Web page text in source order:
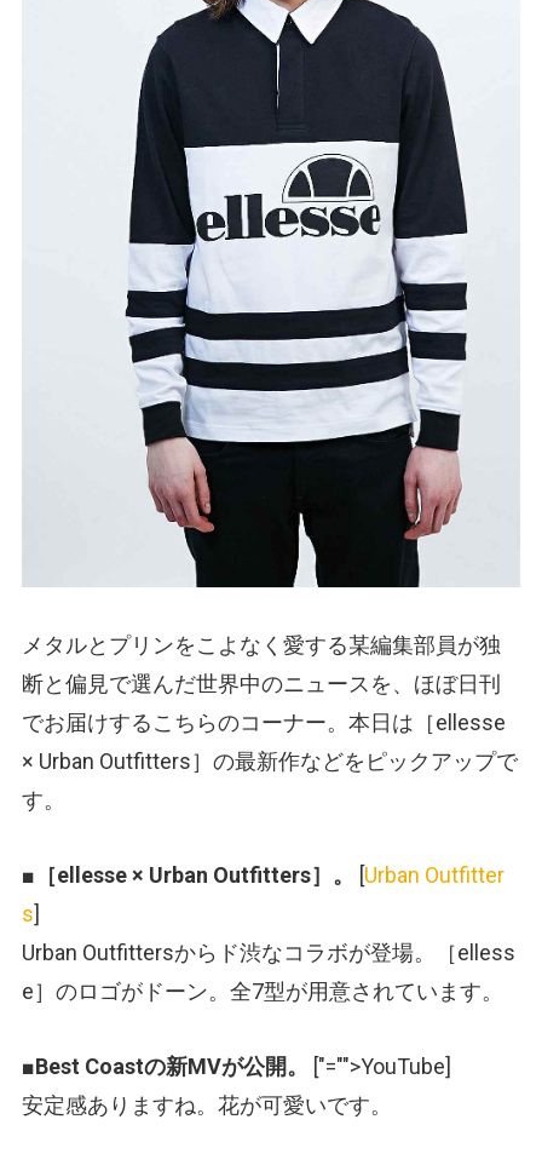
メタルとプリンをこよなく愛する某編集部員が独
断と偏見で選んだ世界中のニュースを、ほぼ日刊
でお届けするこちらのコーナー。本日は［ellesse
× Urban Outfitters］の最新作などをピックアップで
す。
■ ［ellesse × Urban Outfitters］。 [Urban Outfitter
s]
Urban Outfittersからド渋なコラボが登場。［elless
e］のロゴがドーン。全7型が用意されています。
■Best Coastの新MVが公開。 ["="">YouTube]
安定感ありますね。花が可愛いです。